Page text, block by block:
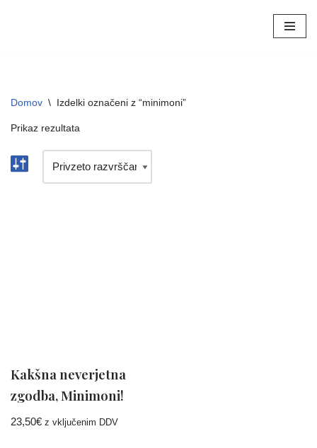
Domov \ Izdelki označeni z “minimoni”
Prikaz rezultata
Kakšna neverjetna
zgodba, Minimoni!
23,50€ z vključenim DDV